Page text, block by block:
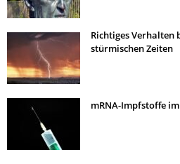
Richtiges Verhalten
stürmischen Zeiten
mRNA-Impfstoffe